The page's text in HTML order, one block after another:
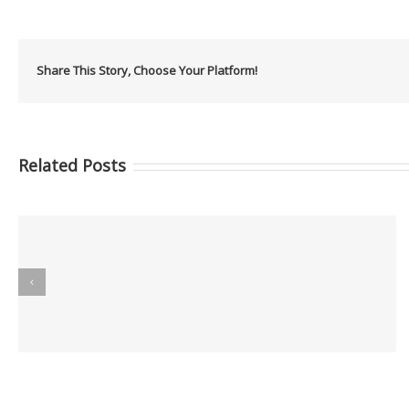
Share This Story, Choose Your Platform!
Related Posts